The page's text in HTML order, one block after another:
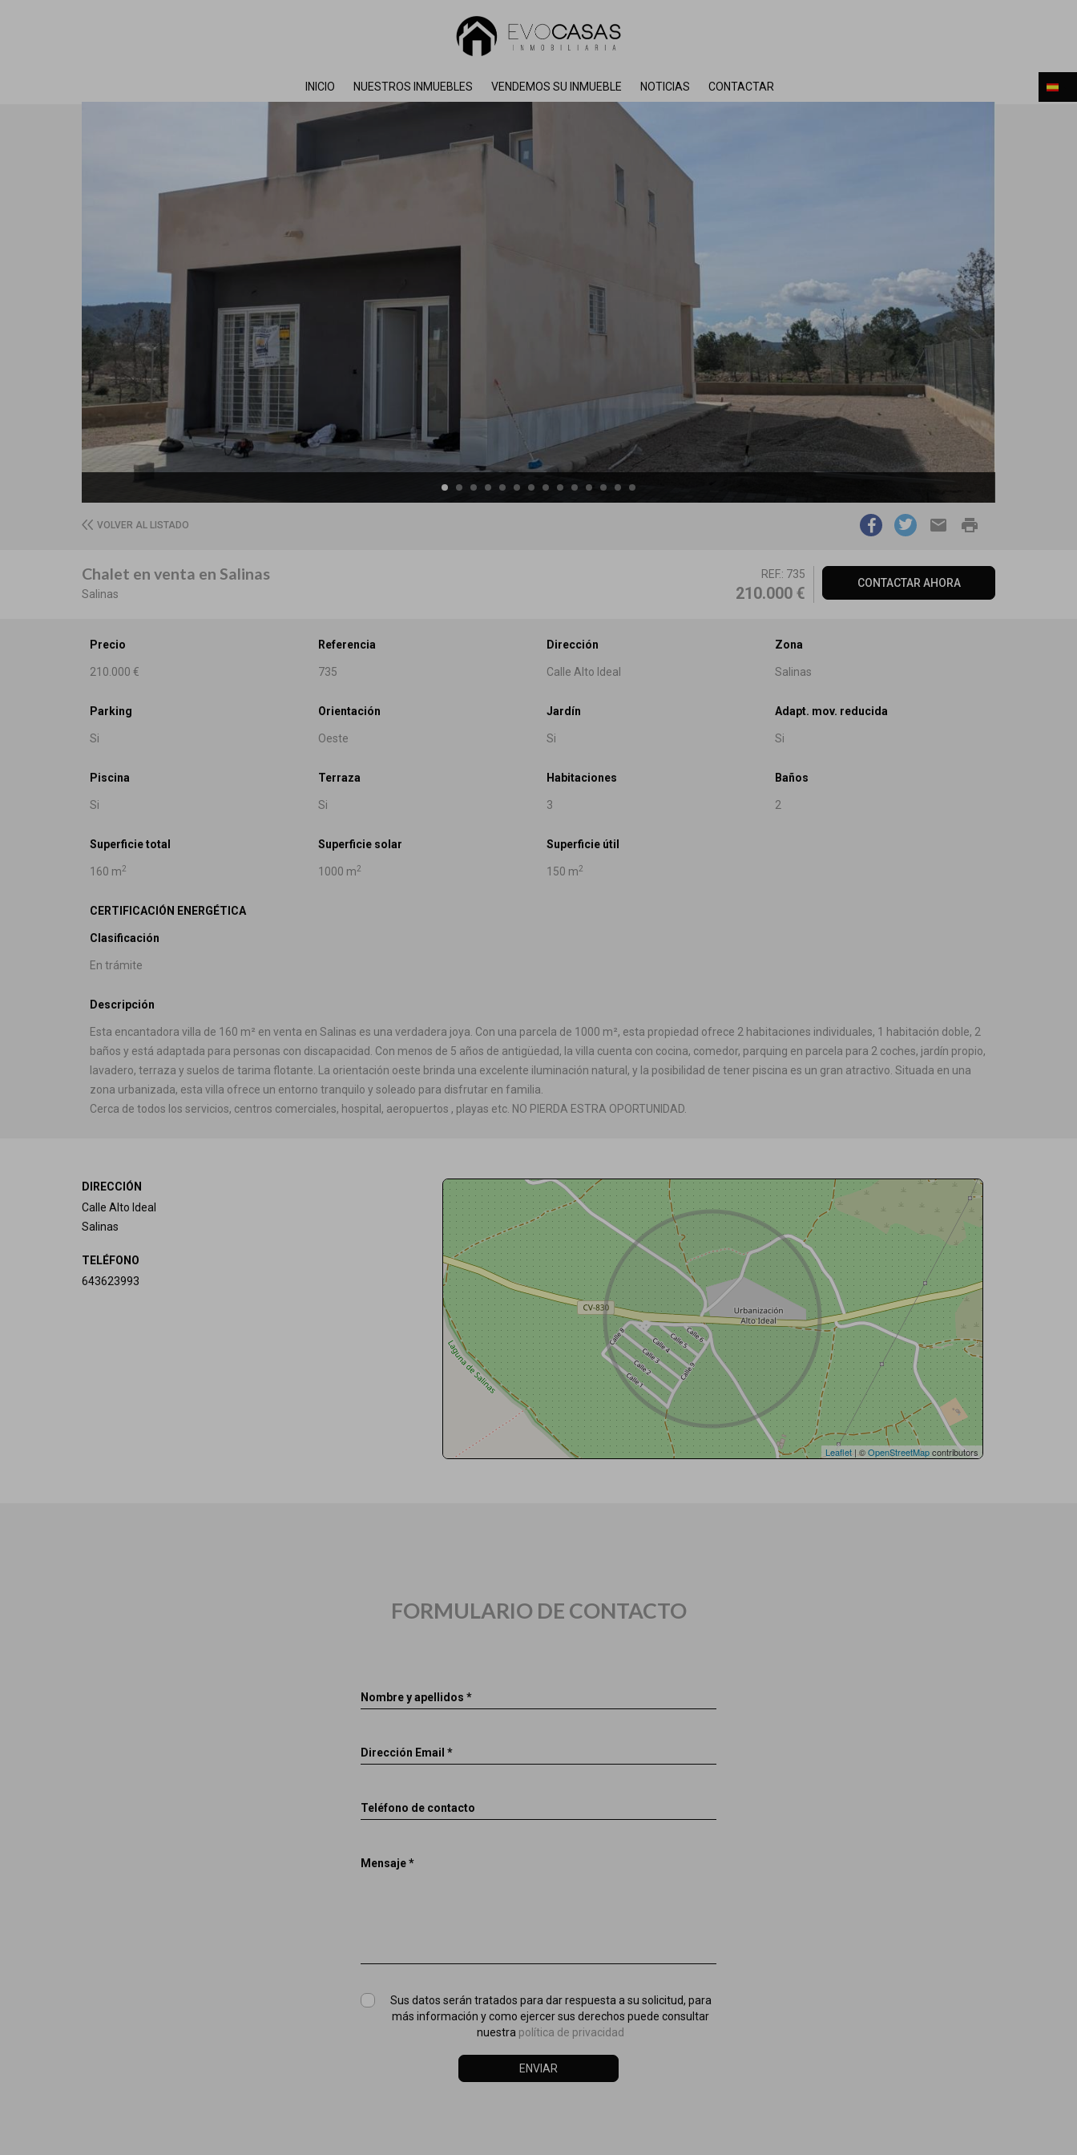
INICIO NUESTROS INMUEBLES VENDEMOS SU INMUEBLE NOTICIAS CONTACTAR
VOLVER AL LISTADO email print
Chalet en venta en Salinas
Salinas
REF.: 735
210.000 €
CONTACTAR AHORA
Precio
210.000 €
Referencia
735
Dirección
Calle Alto Ideal
Zona
Salinas
Parking
Si
Orientación
Oeste
Jardín
Si
Adapt. mov. reducida
Si
Piscina
Si
Terraza
Si
Habitaciones
3
Baños
2
Superficie total
160 m2
Superficie solar
1000 m2
Superficie útil
150 m2
CERTIFICACIÓN ENERGÉTICA
Clasificación
En trámite
Descripción
Esta encantadora villa de 160 m² en venta en Salinas es una verdadera joya. Con una parcela de 1000 m², esta propiedad ofrece 2 habitaciones individuales, 1 habitación doble, 2
baños y está adaptada para personas con discapacidad. Con menos de 5 años de antigüedad, la villa cuenta con cocina, comedor, parquing en parcela para 2 coches, jardín propio,
lavadero, terraza y suelos de tarima flotante. La orientación oeste brinda una excelente iluminación natural, y la posibilidad de tener piscina es un gran atractivo. Situada en una
zona urbanizada, esta villa ofrece un entorno tranquilo y soleado para disfrutar en familia.
Cerca de todos los servicios, centros comerciales, hospital, aeropuertos , playas etc. NO PIERDA ESTRA OPORTUNIDAD.
Leaflet| ©OpenStreetMapcontributors
DIRECCIÓN
Calle Alto Ideal
Salinas
TELÉFONO
643623993
FORMULARIO DE CONTACTO
Nombre y apellidos *
Dirección Email *
Teléfono de contacto
Mensaje *
Sus datos serán tratados para dar respuesta a su solicitud, para
más información y como ejercer sus derechos puede consultar
nuestra política de privacidad
ENVIAR